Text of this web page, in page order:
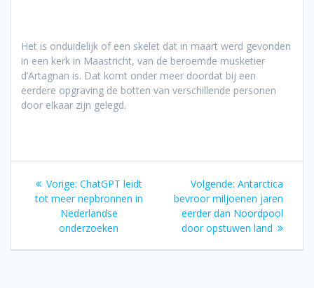
Het is onduidelijk of een skelet dat in maart werd gevonden
in een kerk in Maastricht, van de beroemde musketier
d’Artagnan is. Dat komt onder meer doordat bij een
eerdere opgraving de botten van verschillende personen
door elkaar zijn gelegd.
Bericht
navigatie
Vorige: Vorig
bericht:
ChatGPT leidt
tot meer nepbronnen in
Nederlandse
onderzoeken
Volgende: Volgend
bericht:
Antarctica
bevroor miljoenen jaren
eerder dan Noordpool
door opstuwen land